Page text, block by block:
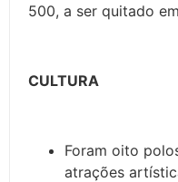
500, a ser quitado
CULTURA
Foram oito
atrações